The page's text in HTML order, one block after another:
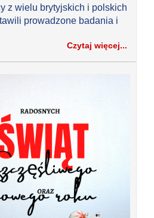
z wielu brytyjskich i polskich
prowadzone badania i
Czytaj więcej...